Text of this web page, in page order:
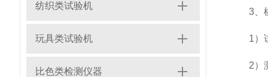
纺织类试验机
玩具类试验机
比色类检测仪器
3、橡
1）试
2）测